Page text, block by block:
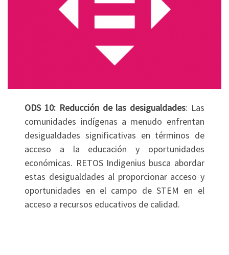
ODS 10: Reducción de las desigualdades: Las
comunidades indígenas a menudo enfrentan
desigualdades significativas en términos de
acceso a la educación y oportunidades
económicas. RETOS Indigenius busca abordar
estas desigualdades al proporcionar acceso y
oportunidades en el campo de STEM en el
acceso a recursos educativos de calidad.